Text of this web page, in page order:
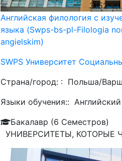
3152€/
Английская филология с
языка (Swps-bs-pl-Filologia
angielskim)
SWPS Университет
Страна/город: : Польша/
Языки обучения:: Английский
Бакалавр (6 Семестров)
УНИВЕРСИТЕТЫ, КОТОРЫЕ